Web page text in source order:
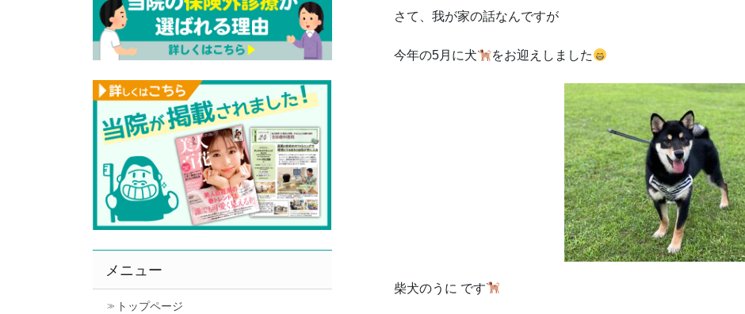
さて、我が家の話なんですが
今年の5月に犬 をお迎えしました
柴犬のうに です
メニュー
トップページ